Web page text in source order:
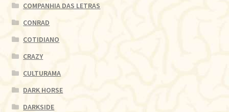
COMPANHIA DAS LETRAS
CONRAD
COTIDIANO
CRAZY
CULTURAMA
DARK HORSE
DARKSIDE